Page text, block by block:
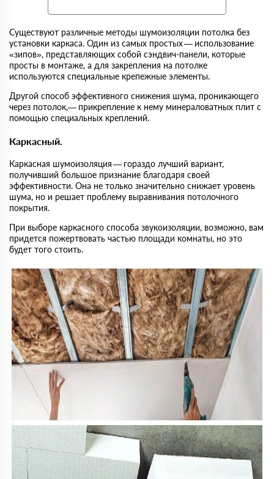
Существуют различные методы шумоизоляции потолка без
установки каркаса. Один из самых простых — использование
«зипов», представляющих собой сэндвич-панели, которые
просты в монтаже, а для закрепления на потолке
используются специальные крепежные элементы.
Другой способ эффективного снижения шума, проникающего
через потолок,— прикрепление к нему минераловатных плит с
помощью специальных креплений.
Каркасный.
Каркасная шумоизоляция — гораздо лучший вариант,
получивший большое признание благодаря своей
эффективности. Она не только значительно снижает уровень
шума, но и решает проблему выравнивания потолочного
покрытия.
При выборе каркасного способа звукоизоляции, возможно, вам
придется пожертвовать частью площади комнаты, но это
будет того стоить.